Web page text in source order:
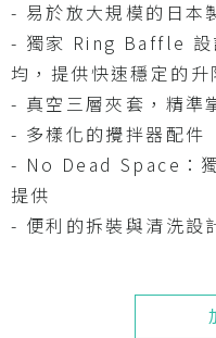
- 易於放大規模的日本
- 獨家 Ring Baffle 設
均，提供快速穩定的升
- 真空三層夾套，精準
- 多樣化的攪拌器配件
- No Dead Space：
提供
- 便利的拆裝與清洗設